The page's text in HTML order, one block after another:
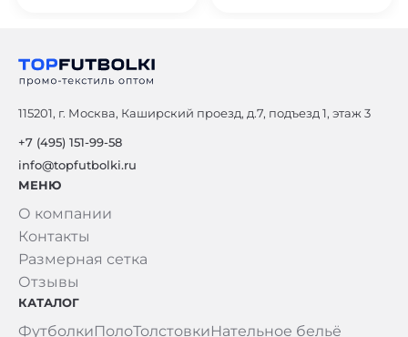
115201, г. Москва, Каширский проезд, д.7, подъезд 1, этаж 3
+7 (495) 151-99-58
info@topfutbolki.ru
МЕНЮ
О компании
Контакты
Размерная сетка
Отзывы
КАТАЛОГ
ФутболкиПолоТолстовкиНательное бельё